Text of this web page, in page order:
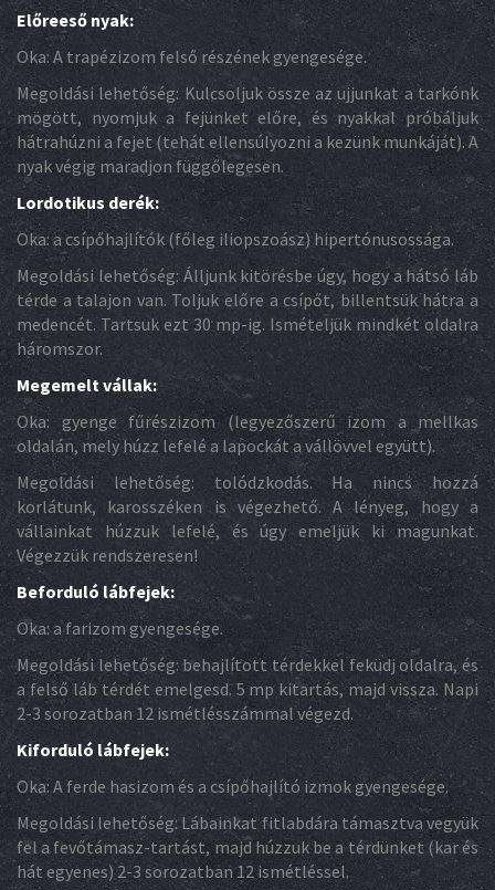
Előreeső nyak:
Oka: A trapézizom felső részének gyengesége.
Megoldási lehetőség: Kulcsoljuk össze az ujjunkat a tarkónk
mögött, nyomjuk a fejünket előre, és nyakkal próbáljuk
hátrahúzni a fejet (tehát ellensúlyozni a kezünk munkáját). A
nyak végig maradjon függőlegesen.
Lordotikus derék:
Oka: a csípőhajlítók (főleg iliopszoász) hipertónusossága.
Megoldási lehetőség: Álljunk kitörésbe úgy, hogy a hátsó láb
térde a talajon van. Toljuk előre a csípőt, billentsük hátra a
medencét. Tartsuk ezt 30 mp-ig. Ismételjük mindkét oldalra
háromszor.
Megemelt vállak:
Oka: gyenge fűrészizom (legyezőszerű izom a mellkas
oldalán, mely húzz lefelé a lapockát a vállövvel együtt).
Megoldási lehetőség: tolódzkodás. Ha nincs hozzá
korlátunk, karosszéken is végezhető. A lényeg, hogy a
vállainkat húzzuk lefelé, és úgy emeljük ki magunkat.
Végezzük rendszeresen!
Beforduló lábfejek:
Oka: a farizom gyengesége.
Megoldási lehetőség: behajlított térdekkel feküdj oldalra, és
a felső láb térdét emelgesd. 5 mp kitartás, majd vissza. Napi
2-3 sorozatban 12 ismétlésszámmal végezd.
Kiforduló lábfejek:
Oka: A ferde hasizom és a csípőhajlító izmok gyengesége.
Megoldási lehetőség: Lábainkat fitlabdára támasztva vegyük
fel a fevőtámasz-tartást, majd húzzuk be a térdünket (kar és
hát egyenes) 2-3 sorozatban 12 ismétléssel.